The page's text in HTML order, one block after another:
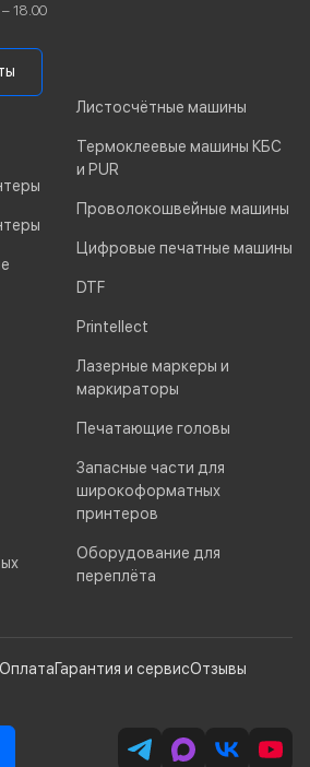
Листосчётные машины
Термоклеевые машины КБС
и PUR
Проволокошвейные машины
Цифровые печатные машины
DTF
Printellect
Лазерные маркеры и
маркираторы
Печатающие головы
Запасные части для
широкоформатных
принтеров
Оборудование для
переплёта
ОплатаГарантия и сервисОтзывы
18.00